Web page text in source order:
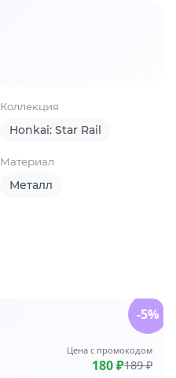
Коллекция
Honkai: Star Rail
Материал
Металл
Цена с промокодом
180 ₽189 ₽
-5%